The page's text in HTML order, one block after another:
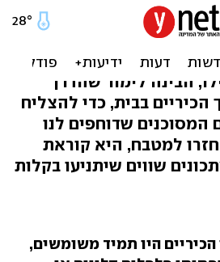
כל דיאטה
ביתי
שרזתה 60 קילו, הבינה לימור שהדרך
הכיריים בבית, כדי להצליח
המסוכנים שדוחפים לנו
חזרו למטבח, היא קוראת
ומציעה 5 מתכונים שווים שיתניעו בקלות
היו תמיד משומשים,